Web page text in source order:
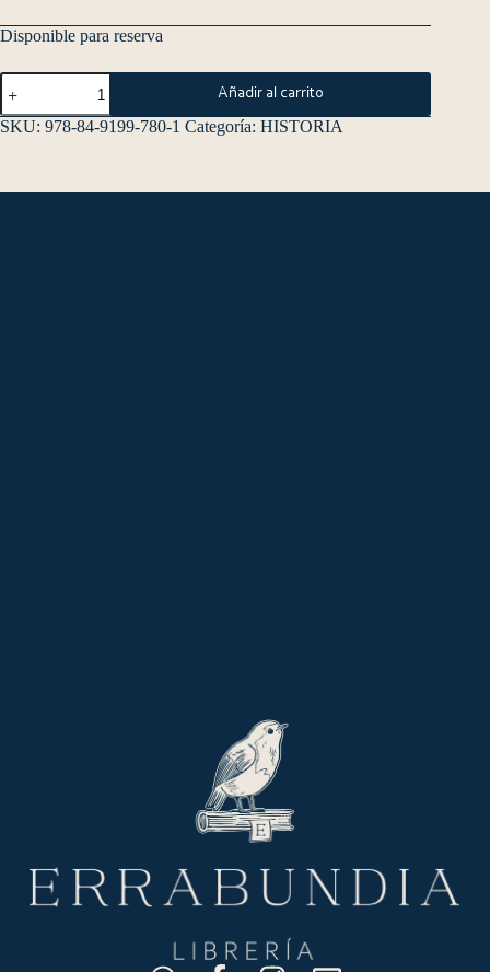
Disponible para reserva
Añadir al carrito
SKU: 978-84-9199-780-1 Categoría: HISTORIA